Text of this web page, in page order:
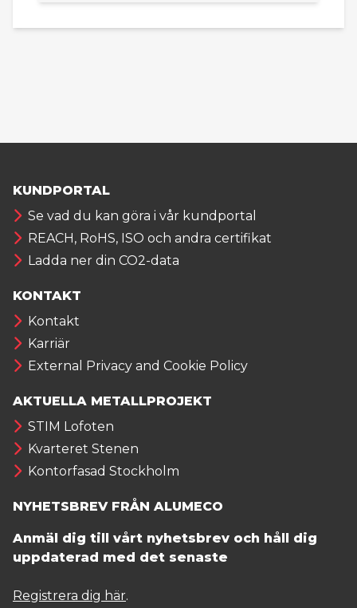
KUNDPORTAL
Se vad du kan göra i vår kundportal
REACH, RoHS, ISO och andra certifikat
Ladda ner din CO2-data
KONTAKT
Kontakt
Karriär
External Privacy and Cookie Policy
AKTUELLA METALLPROJEKT
STIM Lofoten
Kvarteret Stenen
Kontorfasad Stockholm
NYHETSBREV FRÅN ALUMECO
Anmäl dig till vårt nyhetsbrev och håll dig
uppdaterad med det senaste
Registrera dig här.